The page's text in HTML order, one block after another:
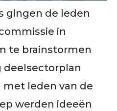
gingen de leden
in
te brainstormen
deelsectorplan
met leden van de
werden ideeën